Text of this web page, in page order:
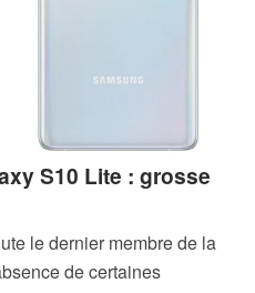
S10 Lite : grosse
le dernier membre de la
de certaines